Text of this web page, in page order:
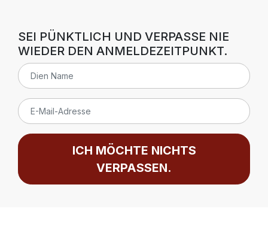
SEI PÜNKTLICH UND VERPASSE NIE
WIEDER DEN ANMELDEZEITPUNKT.
ICH MÖCHTE NICHTS
VERPASSEN.